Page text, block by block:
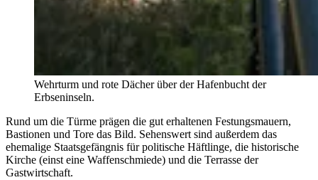
Wehrturm und rote Dächer über der Hafenbucht der
Erbseninseln.
Rund um die Türme prägen die gut erhaltenen Festungsmauern,
Bastionen und Tore das Bild. Sehenswert sind außerdem das
ehemalige Staatsgefängnis für politische Häftlinge, die historische
Kirche (einst eine Waffenschmiede) und die Terrasse der
Gastwirtschaft.